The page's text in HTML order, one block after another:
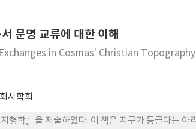
선교한국으로의 토대를 마련했다.
문명 교류에 대한 이해
in Cosmas' Christian Topography
사학회
형학』을 저술하였다. 이 책은 지구가 둥글다는 아